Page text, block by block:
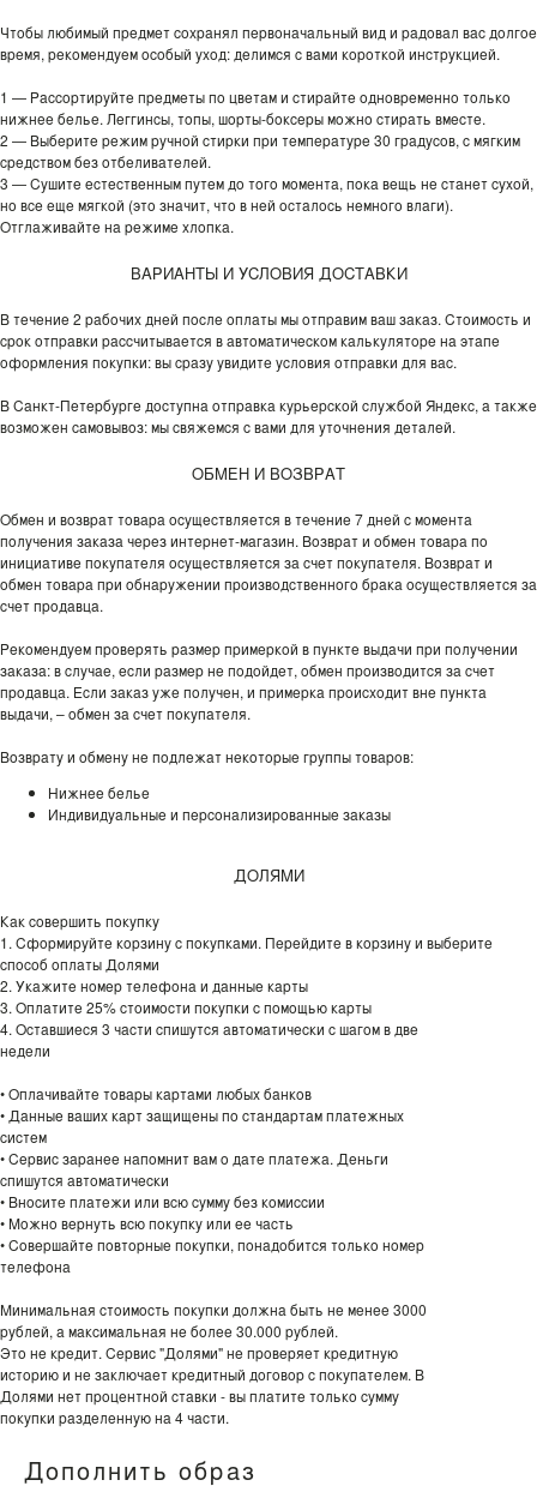
Чтобы любимый предмет сохранял первоначальный вид и радовал вас долгое
время, рекомендуем особый уход: делимся с вами короткой инструкцией.
1 — Рассортируйте предметы по цветам и стирайте одновременно только
нижнее белье. Леггинсы, топы, шорты-боксеры можно стирать вместе.
2 — Выберите режим ручной стирки при температуре 30 градусов, с мягким
средством без отбеливателей.
3 — Сушите естественным путем до того момента, пока вещь не станет сухой,
но все еще мягкой (это значит, что в ней осталось немного влаги).
Отглаживайте на режиме хлопка.
ВАРИАНТЫ И УСЛОВИЯ ДОСТАВКИ
В течение 2 рабочих дней после оплаты мы отправим ваш заказ. Стоимость и
срок отправки рассчитывается в автоматическом калькуляторе на этапе
оформления покупки: вы сразу увидите условия отправки для вас.
В Санкт-Петербурге доступна отправка курьерской службой Яндекс, а также
возможен самовывоз: мы свяжемся с вами для уточнения деталей.
ОБМЕН И ВОЗВРАТ
Обмен и возврат товара осуществляется в течение 7 дней с момента
получения заказа через интернет-магазин. Возврат и обмен товара по
инициативе покупателя осуществляется за счет покупателя. Возврат и
обмен товара при обнаружении производственного брака осуществляется за
счет продавца.
Рекомендуем проверять размер примеркой в пункте выдачи при получении
заказа: в случае, если размер не подойдет, обмен производится за счет
продавца. Если заказ уже получен, и примерка происходит вне пункта
выдачи, – обмен за счет покупателя.
Возврату и обмену не подлежат некоторые группы товаров:
Нижнее белье
Индивидуальные и персонализированные заказы
ДОЛЯМИ
Как совершить покупку
1. Сформируйте корзину с покупками. Перейдите в корзину и выберите
способ оплаты Долями
2. Укажите номер телефона и данные карты
3. Оплатите 25% стоимости покупки с помощью карты
4. Оставшиеся 3 части спишутся автоматически с шагом в две
недели
• Оплачивайте товары картами любых банков
• Данные ваших карт защищены по стандартам платежных
систем
• Сервис заранее напомнит вам о дате платежа. Деньги
спишутся автоматически
• Вносите платежи или всю сумму без комиссии
• Можно вернуть всю покупку или ее часть
• Совершайте повторные покупки, понадобится только номер
телефона
Минимальная стоимость покупки должна быть не менее 3000
рублей, а максимальная не более 30.000 рублей.
Это не кредит. Сервис "Долями" не проверяет кредитную
историю и не заключает кредитный договор с покупателем. В
Долями нет процентной ставки - вы платите только сумму
покупки разделенную на 4 части.
Дополнить образ